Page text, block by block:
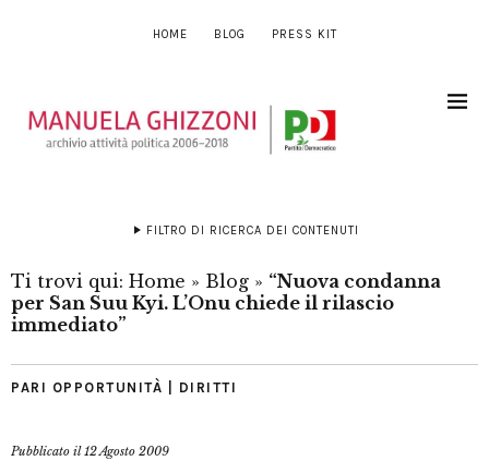
HOME BLOG PRESS KIT
FILTRO DI RICERCA DEI CONTENUTI
Ti trovi qui: Home » Blog » “Nuova condanna
per San Suu Kyi. L’Onu chiede il rilascio
immediato”
PARI OPPORTUNITÀ | DIRITTI
Pubblicato il12 Agosto 2009